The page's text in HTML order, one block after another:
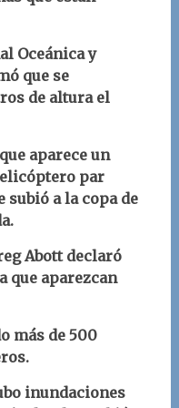
Oceánica y
que se
de altura el
aparece un
par
subió a la copa de
Abott declaró
que aparezcan
más de 500
inundaciones